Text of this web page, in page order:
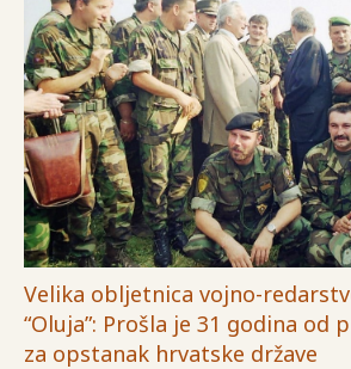
Velika obljetnica vojno-
“Oluja”: Prošla je 31 godina od
za opstanak hrvatske države